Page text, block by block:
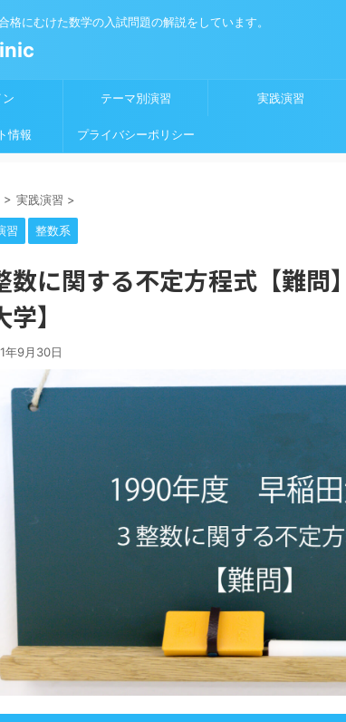
格にむけた数学の入試問題の解説をしています。
ン テーマ別演習 実践演習
情報 プライバシーポリシー
> 実践演習 >
習 整数系
数に関する不定方程式【難問
】
年9月30日